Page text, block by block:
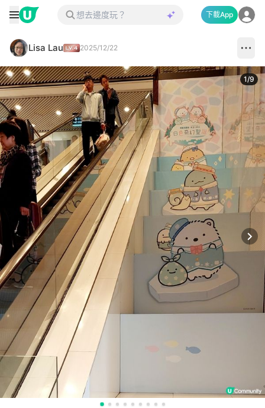
下載App
Lisa Lau 2025/12/22
1/9